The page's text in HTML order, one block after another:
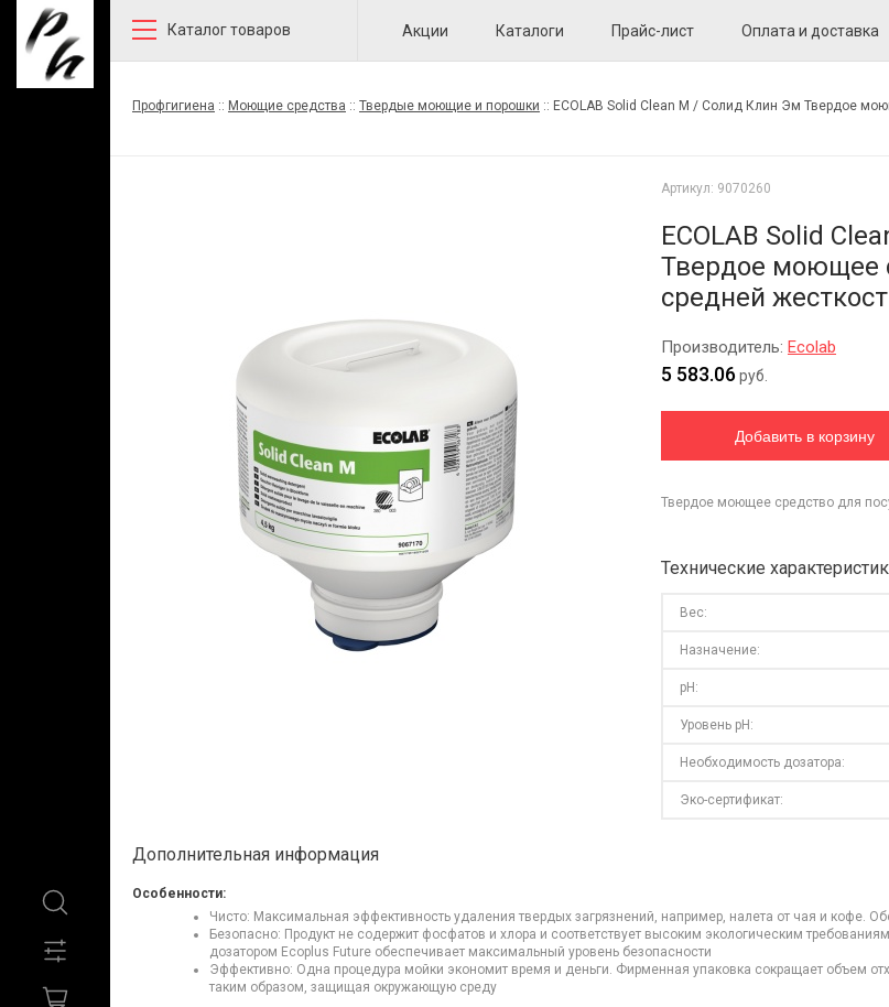
Каталог товаров Акции Каталоги Прайс-лист Оплата и доставка
Профгигиена :: Моющие средства :: Твердые моющие и порошки :: ECOLAB Solid Clean M / Солид Клин Эм Твердое
Артикул: 9070260
ECOLAB Solid
Твердое моющее
средней
Производитель: Ecolab
5 583.06руб.
Твердое моющее средство для
Технические
Вес:
Назначение:
pH:
Уровень pH:
Необходимость дозатора:
Эко-сертификат:
Дополнительная информация
Особенности:
Чисто: Максимальная эффективность удаления твердых загрязнений, например, налета от чая и кофе.
Безопасно: Продукт не содержит фосфатов и хлора и соответствует высоким экологическим
дозатором Ecoplus Future обеспечивает максимальный уровень безопасности
Эффективно: Одна процедура мойки экономит время и деньги. Фирменная упаковка сокращает объем
таким образом, защищая окружающую среду